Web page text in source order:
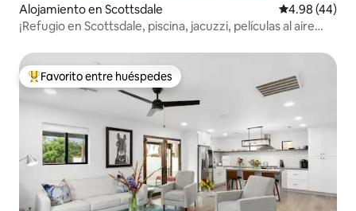
Alojamiento en Scottsdale Calificación
4.98 (44)
¡Refugio en Scottsdale, piscina, jacuzzi, películas al aire
Favorito entre huéspedes preferido
Favorito entre huéspedes